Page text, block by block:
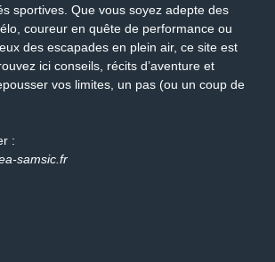
sportives. Que vous soyez adepte des
coureur en quête de performance ou
des escapades en plein air, ce site est
ici conseils, récits d’aventure et
vos limites, un pas (ou un coup de
:
samsic.fr